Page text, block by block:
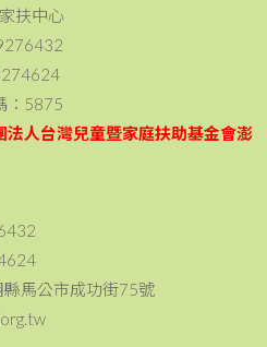
扶中心
：5875
法人台灣兒童暨家庭扶助基金會澎
馬公市成功街75號